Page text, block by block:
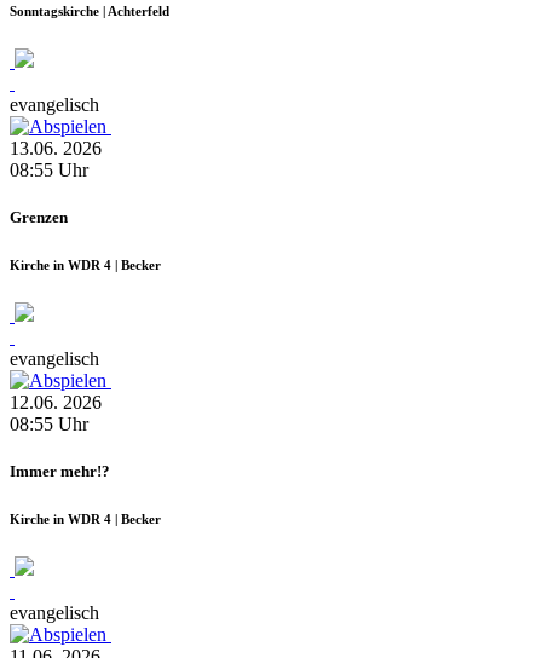
Sonntagskirche | Achterfeld
evangelisch
13.06. 2026
08:55 Uhr
Grenzen
Kirche in WDR 4 | Becker
evangelisch
12.06. 2026
08:55 Uhr
Immer mehr!?
Kirche in WDR 4 | Becker
evangelisch